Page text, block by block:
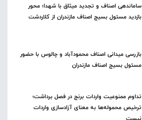
ساماندهی اصناف و تجدید میثاق با شهدا؛ محور
بازدید مسئول بسیج اصناف مازندران از کلاردشت
بازرسی میدانی اصناف محمودآباد و چالوس با حضور
مسئول بسیج اصناف مازندران
تداوم ممنوعیت واردات برنج در فصل برداشت؛
ترخیص محموله‌ها به معنای آزادسازی واردات